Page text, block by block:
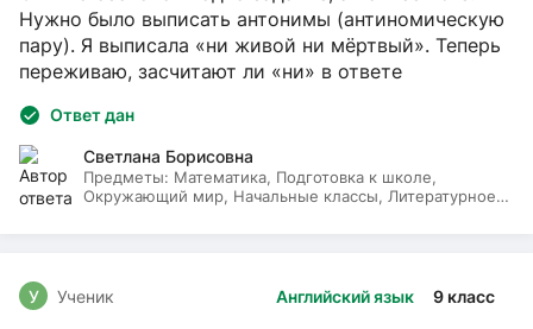
Нужно было выписать антонимы (антиномическую
пару). Я выписала «ни живой ни мёртвый». Теперь
переживаю, засчитают ли «ни» в ответе
Ответ дан
Светлана Борисовна
Предметы: Математика, Подготовка к школе,
Окружающий мир, Начальные классы, Литературное
Английский язык 9 класс
У Ученик